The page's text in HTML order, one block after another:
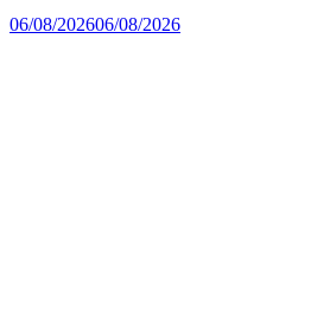
06/08/202606/08/2026